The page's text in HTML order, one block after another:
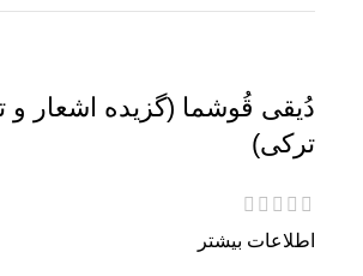
دُیقی قُوشما (گزیده اشعار و
ترکی)
اطلاعات بیشتر